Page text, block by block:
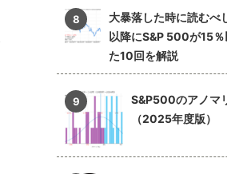
大暴落した時に読むべ
以降にS&P 500が15％
た10回を解説
S&P500のアノマ
（2025年度版）